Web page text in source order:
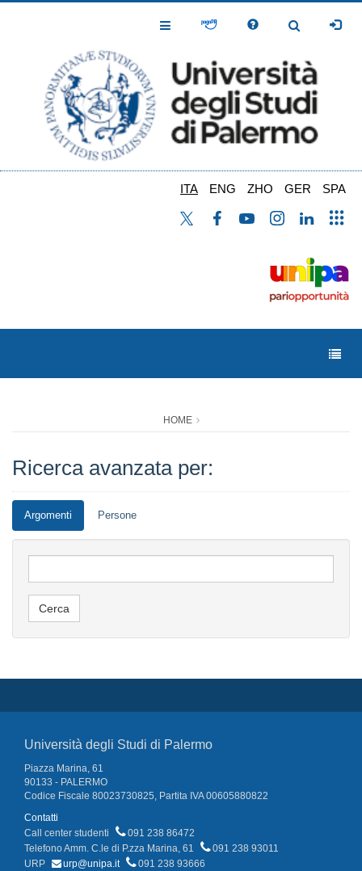
Toggle
Toggle
ITA ENG ZHO GER SPA
HOME
Ricerca avanzata per:
Argomenti Persone
Università degli Studi di Palermo
Piazza Marina, 61
90133 - PALERMO
Codice Fiscale 80023730825, Partita IVA 00605880822
Contatti
Call center studenti
091 238 86472
Telefono Amm. C.le di P.zza Marina, 61
091 238 93011
URP
urp@unipa.it
091 238 93666